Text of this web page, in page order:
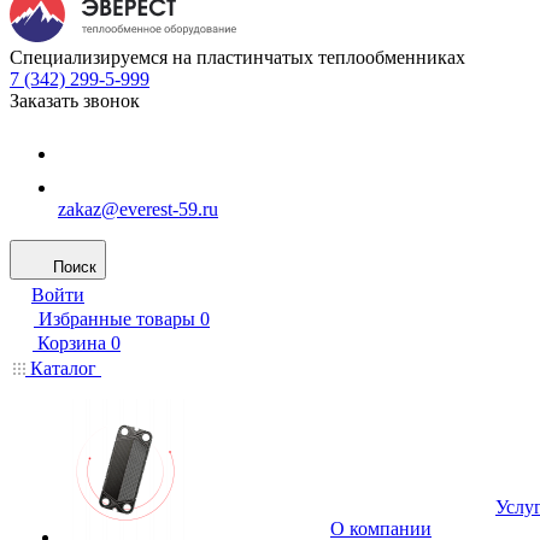
Специализируемся на пластинчатых теплообменниках
7 (342) 299-5-999
Заказать звонок
zakaz@everest-59.ru
Поиск
Войти
Избранные товары 0
Корзина 0
Каталог
О компании